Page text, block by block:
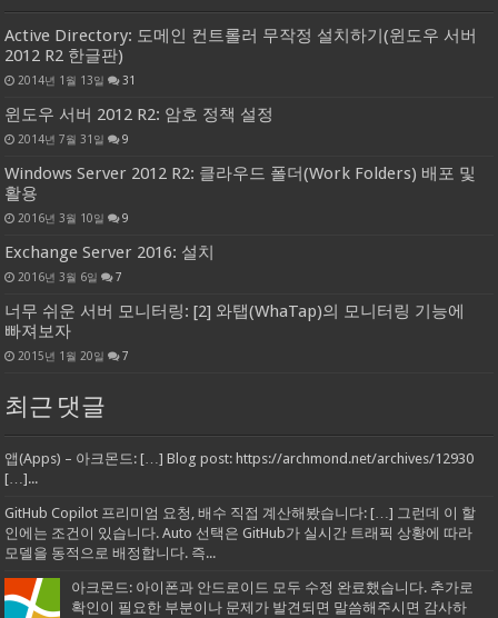
Active Directory: 도메인 컨트롤러 무작정 설치하기(윈도우 서버
2012 R2 한글판)
2014년 1월 13일 31
윈도우 서버 2012 R2: 암호 정책 설정
2014년 7월 31일 9
Windows Server 2012 R2: 클라우드 폴더(Work Folders) 배포 및
활용
2016년 3월 10일 9
Exchange Server 2016: 설치
2016년 3월 6일 7
너무 쉬운 서버 모니터링: [2] 와탭(WhaTap)의 모니터링 기능에
빠져보자
2015년 1월 20일 7
최근 댓글
앱(Apps) – 아크몬드: […] Blog post: https://archmond.net/archives/12930
[…]...
GitHub Copilot 프리미엄 요청, 배수 직접 계산해봤습니다: […] 그런데 이 할
인에는 조건이 있습니다. Auto 선택은 GitHub가 실시간 트래픽 상황에 따라
모델을 동적으로 배정합니다. 즉...
아크몬드: 아이폰과 안드로이드 모두 수정 완료했습니다. 추가로
확인이 필요한 부분이나 문제가 발견되면 말씀해주시면 감사하